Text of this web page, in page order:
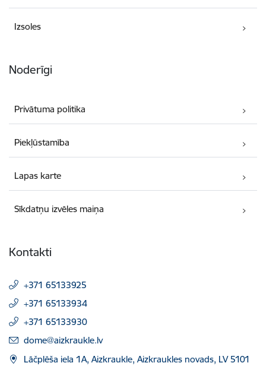
Izsoles
Noderīgi
Privātuma politika
Piekļūstamība
Lapas karte
Sīkdatņu izvēles maiņa
Kontakti
+371 65133925
+371 65133934
+371 65133930
E-pasts:
dome@aizkraukle.lv
Lāčplēša iela 1A, Aizkraukle, Aizkraukles novads, LV 5101